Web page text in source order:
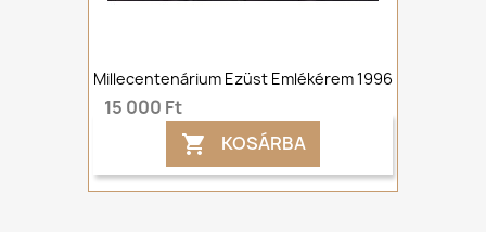
Millecentenárium Ezüst Emlékérem 1996
15 000 Ft
 KOSÁRBA